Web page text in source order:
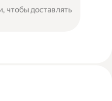
чтобы доставлять